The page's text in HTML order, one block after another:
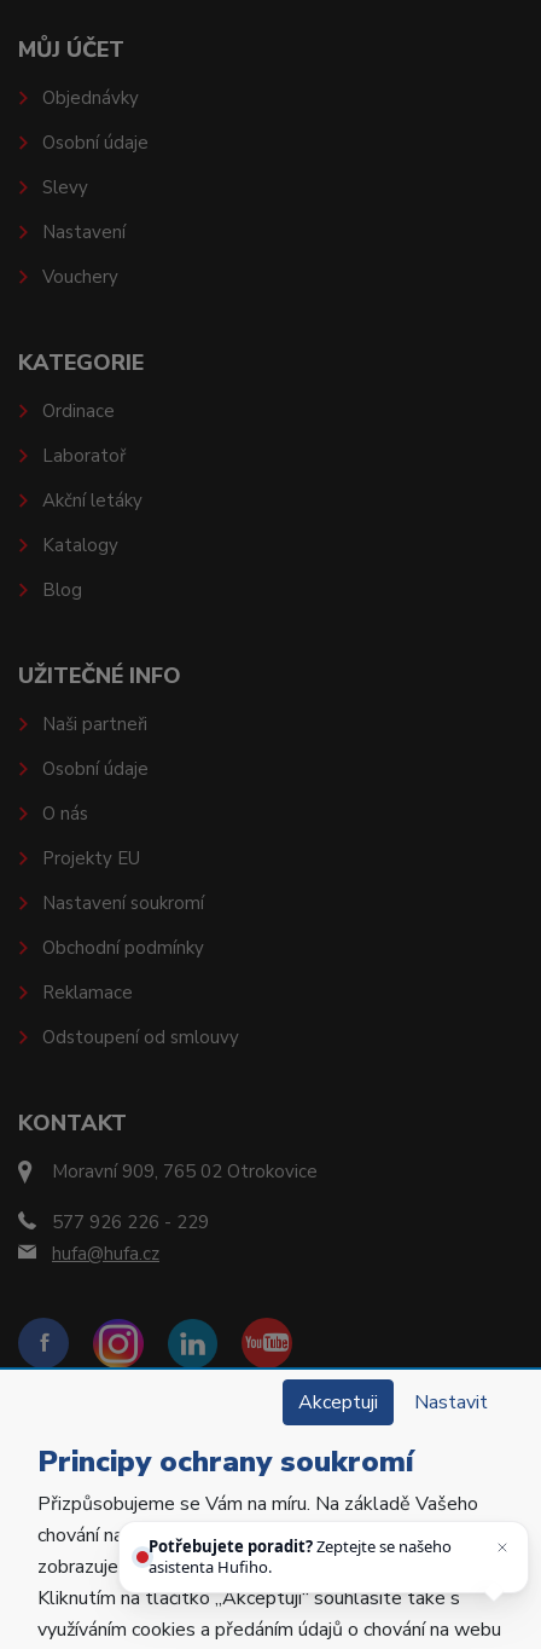
KONTAKT
Moravní 909, 765 02 Otrokovice
577 926 226 - 229
hufa@hufa.cz
MŮJ ÚČET
Objednávky
Osobní údaje
Slevy
Nastavení
Vouchery
KATEGORIE
Ordinace
Laboratoř
Akční letáky
Katalogy
Blog
UŽITEČNÉ INFO
Naši partneři
Osobní údaje
O nás
Projekty EU
Nastavení soukromí
Obchodní podmínky
Reklamace
Odstoupení od smlouvy
Copyright © 2022 Hu-Fa Dental a.s. Všechna práva
vyhrazena.
Vytvořila Poctivá agentura
Akceptuji Nastavit
Principy ochrany soukromí
Přizpůsobujeme se Vám na míru. Na základě Vašeho
chování na webu personalizujeme jeho obsah a
zobrazujeme Vám relevantní nabídky a produkty.
Kliknutím na tlačítko „Akceptuji“ souhlasíte také s
využíváním cookies a předáním údajů o chování na webu
Potřebujete poradit?Zeptejte se našeho
asistenta Hufiho.